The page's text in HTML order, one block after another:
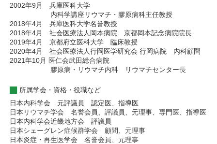
2002年9月 兵庫医科大学
内科学講座リウマチ・膠原病科主任教授
2018年4月 兵庫医科大学名誉教授
2018年4月 社会医療法人岡本病院 京都岡本記念病院院長
2019年4月 京都府立医科大学 臨床教授
2020年4月 社会医療法人行岡医学研究会 行岡病院 内科顧問
2021年10月 医仁会武田総合病院
膠原病・リウマチ内科 リウマチセンター長
所属学会・資格・役職など
日本内科学会 元評議員 認定医、指導医
日本リウマチ学会 名誉会員、評議員、元理事、専門医、指導医
日本内科学会近畿地方会 評議員
日本シェーグレン症候群学会 顧問、元理事
日本炎症・再生医学会 名誉会員、元理事